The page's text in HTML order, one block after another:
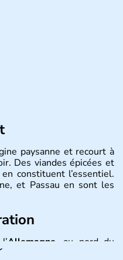
paysanne et recourt à
Des viandes épicées et
constituent l’essentiel.
et Passau en sont les
Allemagne , au nord du
des seize